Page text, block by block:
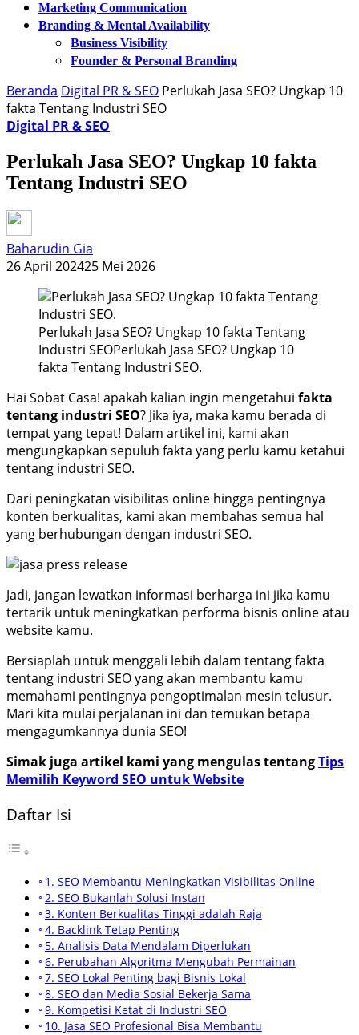
Marketing Communication
Branding & Mental Availability
Business Visibility
Founder & Personal Branding
Beranda Digital PR & SEO Perlukah Jasa SEO? Ungkap 10
fakta Tentang Industri SEO
Digital PR & SEO
Perlukah Jasa SEO? Ungkap 10 fakta
Tentang Industri SEO
Baharudin Gia
26 April 202425 Mei 2026
Perlukah Jasa SEO? Ungkap 10 fakta Tentang
Industri SEOPerlukah Jasa SEO? Ungkap 10
fakta Tentang Industri SEO.
Hai Sobat Casa! apakah kalian ingin mengetahui fakta
tentang industri SEO? Jika iya, maka kamu berada di
tempat yang tepat! Dalam artikel ini, kami akan
mengungkapkan sepuluh fakta yang perlu kamu ketahui
tentang industri SEO.
Dari peningkatan visibilitas online hingga pentingnya
konten berkualitas, kami akan membahas semua hal
yang berhubungan dengan industri SEO.
Jadi, jangan lewatkan informasi berharga ini jika kamu
tertarik untuk meningkatkan performa bisnis online atau
website kamu.
Bersiaplah untuk menggali lebih dalam tentang fakta
tentang industri SEO yang akan membantu kamu
memahami pentingnya pengoptimalan mesin telusur.
Mari kita mulai perjalanan ini dan temukan betapa
mengagumkannya dunia SEO!
Simak juga artikel kami yang mengulas tentangTips
Memilih Keyword SEO untuk Website
Daftar Isi
1. SEO Membantu Meningkatkan Visibilitas Online
2. SEO Bukanlah Solusi Instan
3. Konten Berkualitas Tinggi adalah Raja
4. Backlink Tetap Penting
5. Analisis Data Mendalam Diperlukan
6. Perubahan Algoritma Mengubah Permainan
7. SEO Lokal Penting bagi Bisnis Lokal
8. SEO dan Media Sosial Bekerja Sama
9. Kompetisi Ketat di Industri SEO
10. Jasa SEO Profesional Bisa Membantu